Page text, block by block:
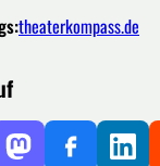
theaterkompass.de